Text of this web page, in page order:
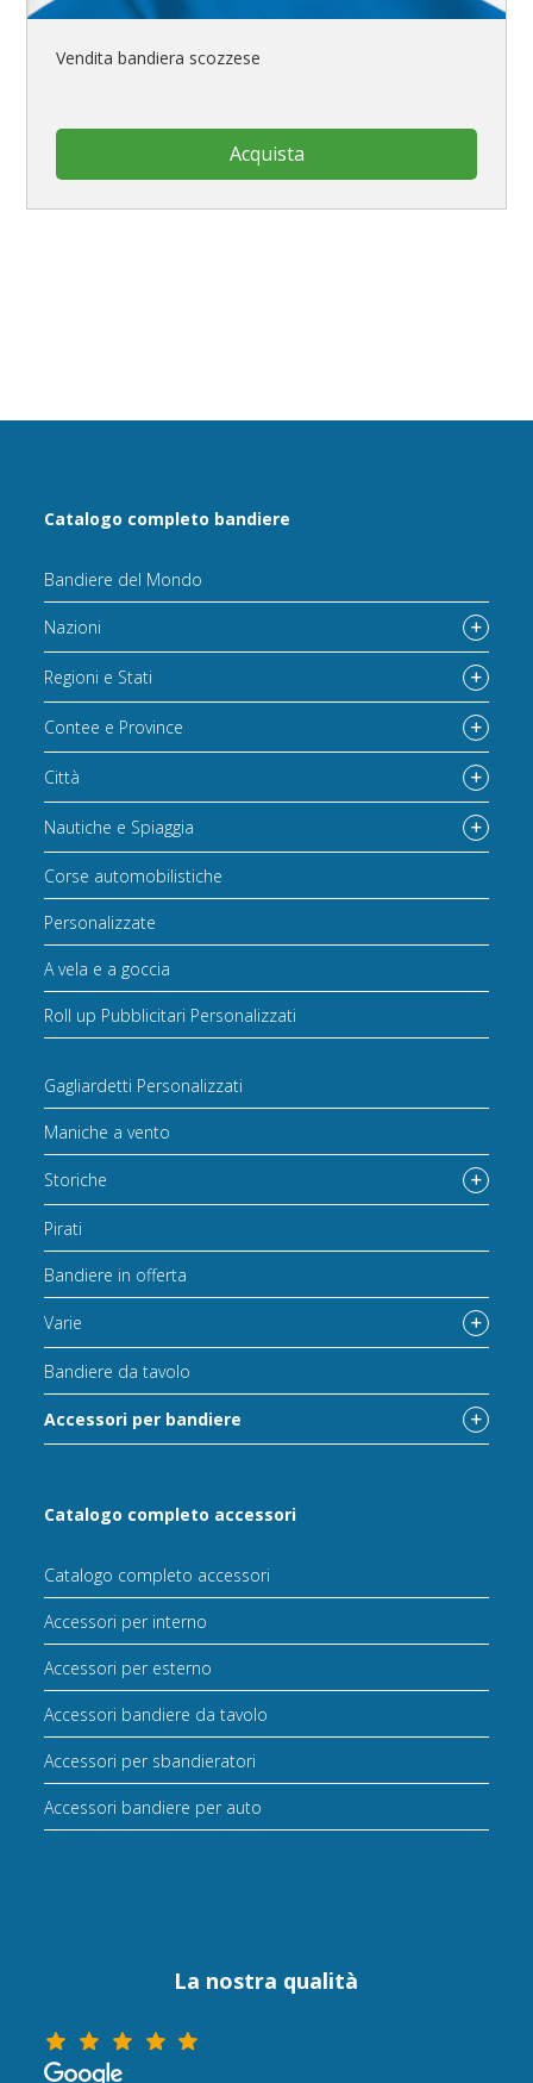
Vendita bandiera scozzese
Acquista
Catalogo completo bandiere
Bandiere del Mondo
Nazioni
Regioni e Stati
Contee e Province
Città
Nautiche e Spiaggia
Corse automobilistiche
Personalizzate
A vela e a goccia
Roll up Pubblicitari Personalizzati
Gagliardetti Personalizzati
Maniche a vento
Storiche
Pirati
Bandiere in offerta
Varie
Bandiere da tavolo
Accessori per bandiere
Catalogo completo accessori
Catalogo completo accessori
Accessori per interno
Accessori per esterno
Accessori bandiere da tavolo
Accessori per sbandieratori
Accessori bandiere per auto
La nostra qualità